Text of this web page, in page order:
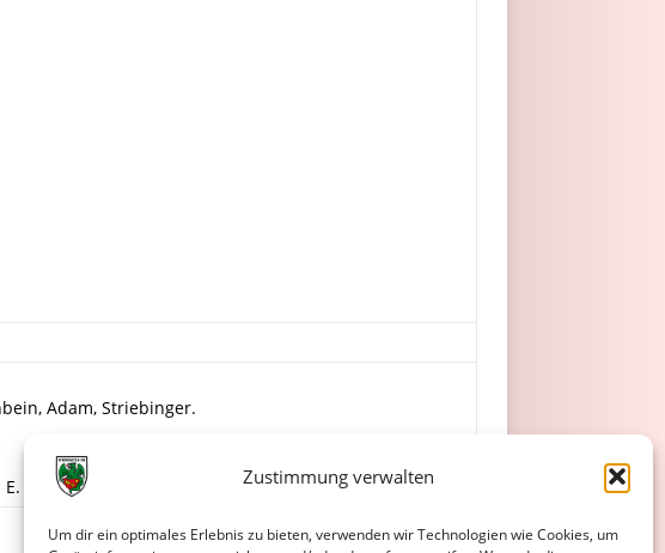
Zustimmung verwalten
Um dir ein optimales Erlebnis zu bieten, verwenden wir Technologien wie Cookies, um
Adam, Striebinger.
Hartmann), Lehr, J. Eckert, Stahl, Fath.